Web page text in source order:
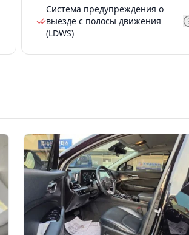
Система предупреждения о
выезде с полосы движения
(LDWS)